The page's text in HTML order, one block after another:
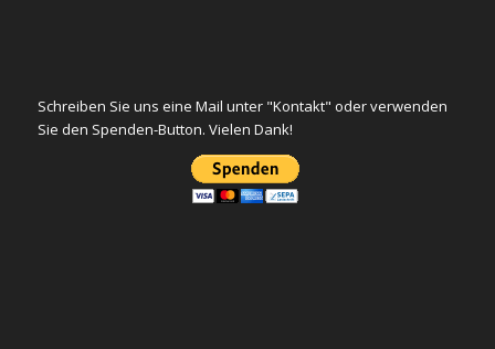
Schreiben Sie uns eine Mail unter "Kontakt" oder verwenden
Sie den Spenden-Button. Vielen Dank!